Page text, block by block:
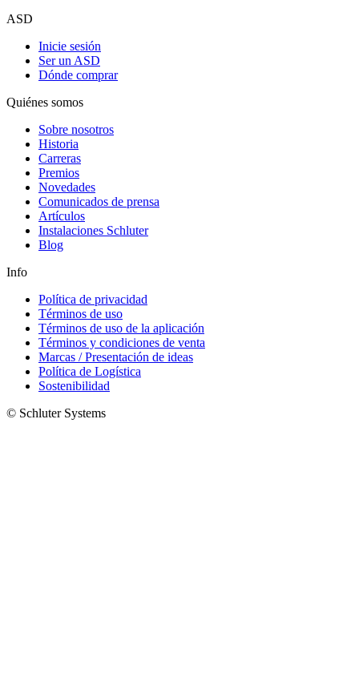
ASD
Inicie sesión
Ser un ASD
Dónde comprar
Quiénes somos
Sobre nosotros
Historia
Carreras
Premios
Novedades
Comunicados de prensa
Artículos
Instalaciones Schluter
Blog
Info
Política de privacidad
Términos de uso
Términos de uso de la aplicación
Términos y condiciones de venta
Marcas / Presentación de ideas
Política de Logística
Sostenibilidad
© Schluter Systems